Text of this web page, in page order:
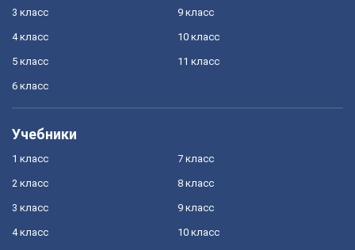
3 класс
4 класс
5 класс
6 класс
9 класс
10 класс
11 класс
Учебники
1 класс
2 класс
3 класс
4 класс
7 класс
8 класс
9 класс
10 класс